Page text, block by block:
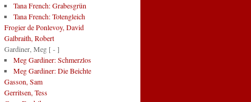
Tana French: Grabesgrün
Tana French: Totengleich
Frogier de Ponlevoy, David
Galbraith, Robert
Gardiner, Meg [ - ]
Meg Gardiner: Schmerzlos
Meg Gardiner: Die Beichte
Gasson, Sam
Gerritsen, Tess